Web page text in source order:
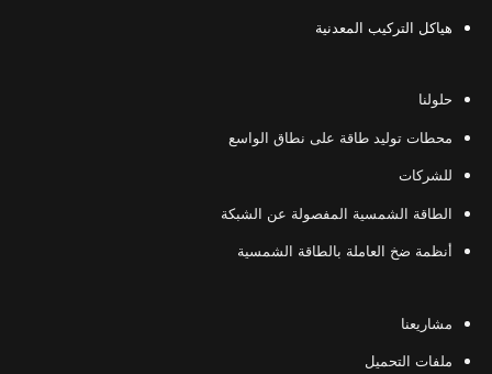
هياكل التركيب المعدنية
حلولنا
محطات توليد طاقة على نطاق الواسع
للشركات
الطاقة الشمسية المفصولة عن الشبكة
أنظمة ضخ العاملة بالطاقة الشمسية
مشاريعنا
ملفات التحميل